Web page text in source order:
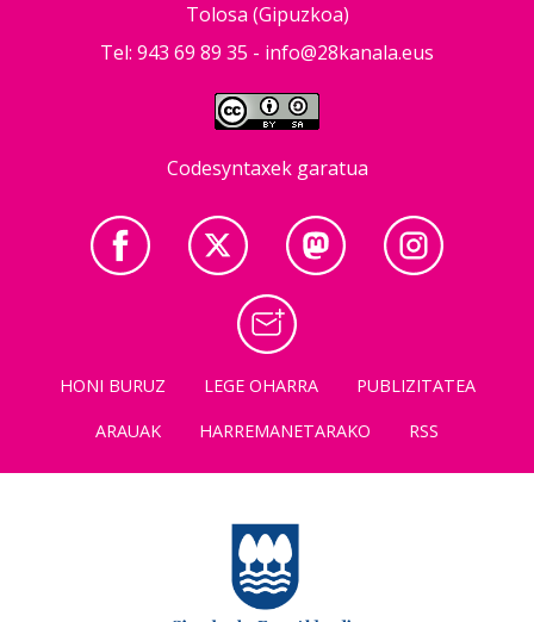
Tolosa (Gipuzkoa)
Tel: 943 69 89 35 - info@28kanala.eus
Codesyntaxek garatua
HONI BURUZ LEGE OHARRA
PUBLIZITATEA
ARAUAK
HARREMANETARAKO RSS